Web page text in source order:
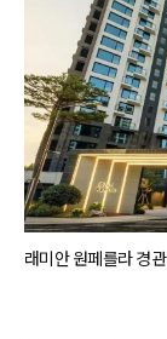
래미안 원페를라 경